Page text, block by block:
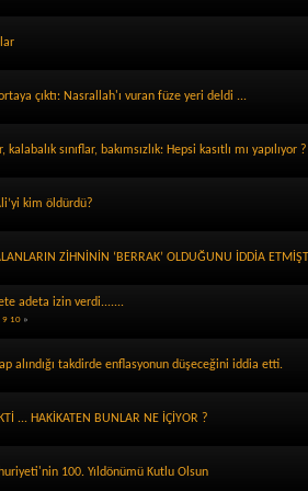
çıktı: Nasrallah'ı vuran füze yeri deldi ...
sınıflar, bakımsızlık: Hepsi kasıtlı mı yapılıyor ?
kim öldürdü?
ZİHNİNİN ‘BERRAK’ OLDUĞUNU İDDİA
adeta izin verdi.......
9 10»
alındığı takdirde enflasyonun düşeceğini iddia etti.
... HAKİKATEN BUNLAR NE İÇİYOR ?
100. Yıldönümü Kutlu Olsun